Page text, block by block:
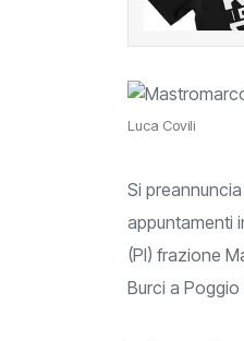
Luca Covili
Si
appuntamenti
(PI) frazione
Burci a